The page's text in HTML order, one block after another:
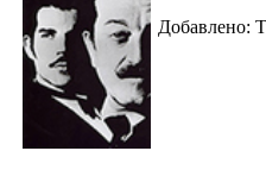
Добавлено: